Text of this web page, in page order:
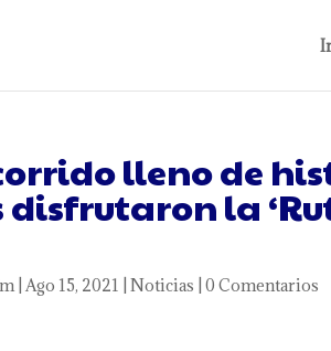
lleno de
la
|Ago 15, 2021 |Noticias |0 Comentarios